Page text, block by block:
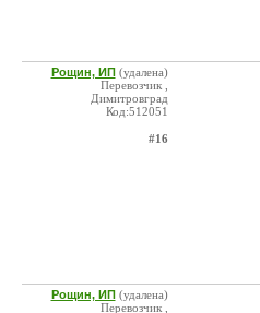
Рощин, ИП (удалена)
Перевозчик ,
Димитровград
Код:512051
#16
Рощин, ИП (удалена)
Перевозчик ,